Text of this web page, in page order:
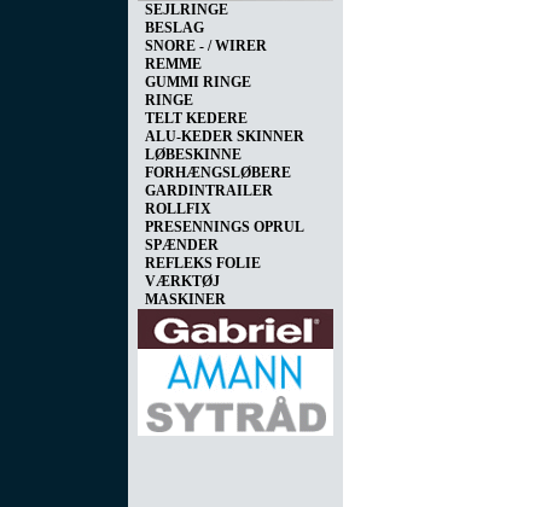
SEJLRINGE
BESLAG
SNORE - / WIRER
REMME
GUMMI RINGE
RINGE
TELT KEDERE
ALU-KEDER SKINNER
LØBESKINNE
FORHÆNGSLØBERE
GARDINTRAILER
ROLLFIX
PRESENNINGS OPRUL
SPÆNDER
REFLEKS FOLIE
VÆRKTØJ
MASKINER